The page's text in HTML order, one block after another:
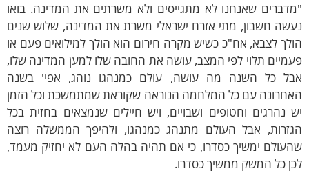
שאנחנו לא מתגייסים ולא משרתים את המדינה. בואו
חשבון, מתי אזרח ישראלי משרת את המדינה, שלוש שנים
לצבא, אח"כ כשיש מקרה חירום הוא הולך למילואים פעם או
תלוי לפי המצב, עושה את החובה שלו למען המדינה שלו,
כל השנה מה עושה, עולם כמנהגו נוהג, אפי' בשנה
עם כל המלחמה הנוראה שקוראת שמתמשכת וכל הזמן
נהרגים וחטופים ושבויים, ויש חיילים שנמצאים בחזית בכל
אבל העולם מתנהג כמנהגו, ולהיפך הממשלה רוצה
ימשיך כסדרו, כי אם תהיה בהלה העם לא יחזיק מעמד,
כל המשק ממשיך כסדרו.